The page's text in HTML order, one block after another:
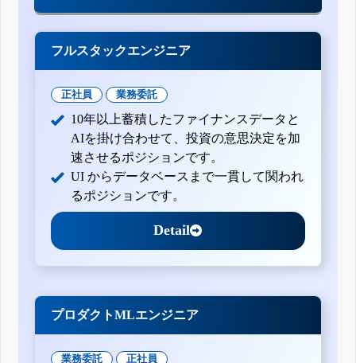
フルスタックエンジニア
正社員 業務委託
10年以上蓄積したファイナンスデータと
AIを掛け合わせて、投資の意思決定を加
速させるポジションです。
UI からデータベースまで一貫して関われ
るポジションです。
Detail
プロダクトMLエンジニア
業務委託 正社員